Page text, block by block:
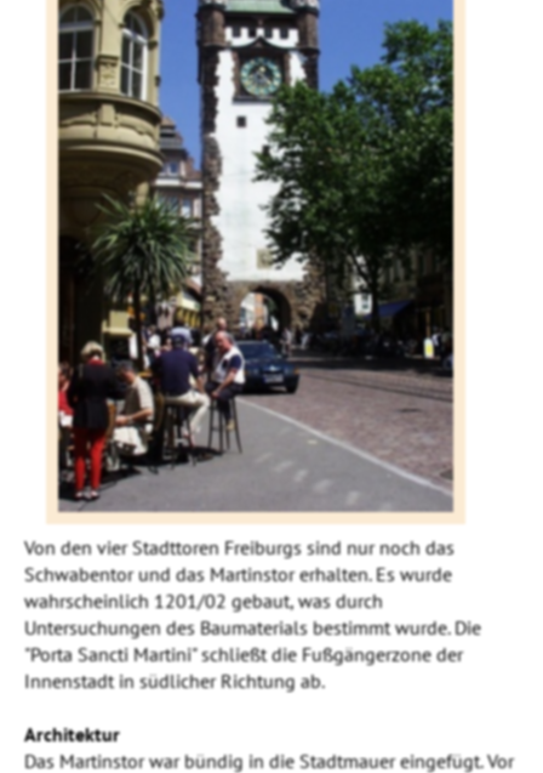
Von den vier Stadttoren Freiburgs sind nur noch das
Schwabentor und das Martinstor erhalten. Es wurde
wahrscheinlich 1201/02 gebaut, was durch
Untersuchungen des Baumaterials bestimmt wurde. Die
"Porta Sancti Martini" schließt die Fußgängerzone der
Innenstadt in südlicher Richtung ab.
Architektur
Das Martinstor war bündig in die Stadtmauer eingefügt. Vor